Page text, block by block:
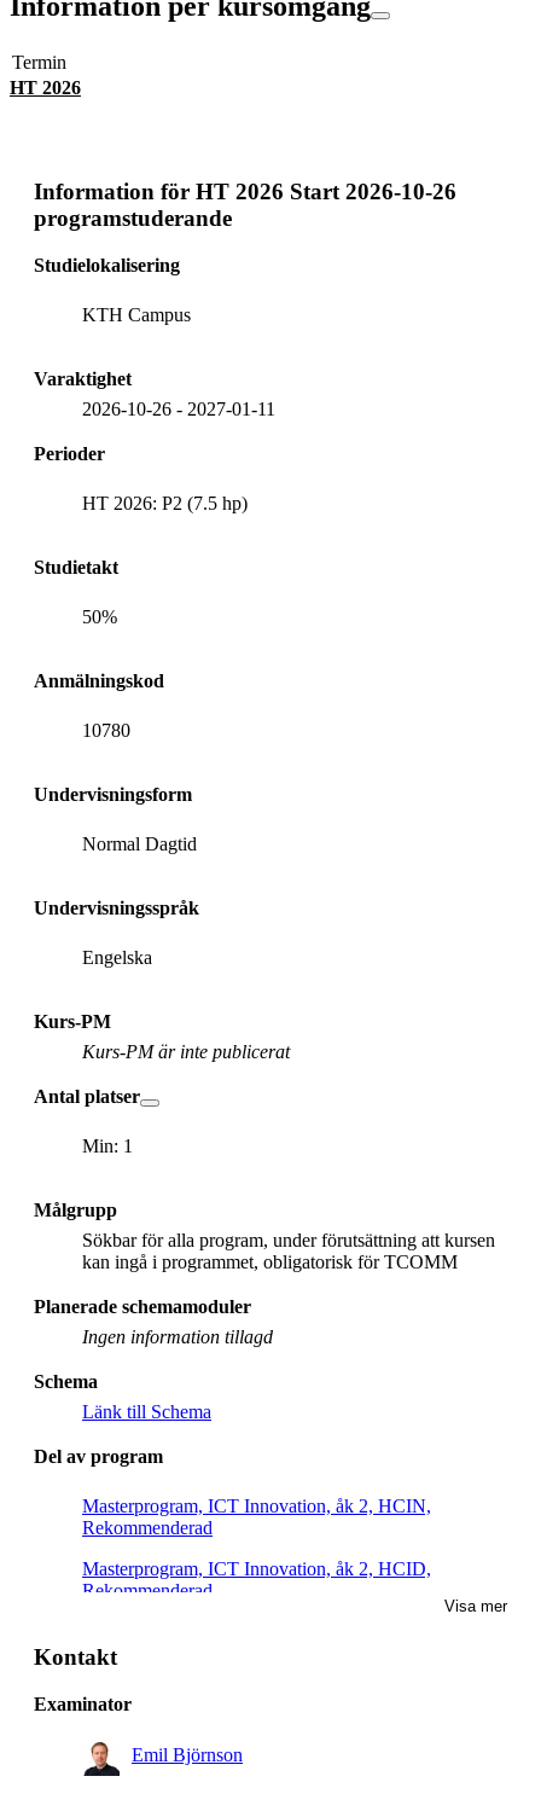
Information per kursomgång
Termin
HT 2026
Information för HT 2026 Start 2026-10-26
programstuderande
Studielokalisering
KTH Campus
Varaktighet
2026-10-26 - 2027-01-11
Perioder
HT 2026: P2 (7.5 hp)
Studietakt
50%
Anmälningskod
10780
Undervisningsform
Normal Dagtid
Undervisningsspråk
Engelska
Kurs-PM
Kurs-PM är inte publicerat
Antal platser
Min: 1
Målgrupp
Sökbar för alla program, under förutsättning att kursen
kan ingå i programmet, obligatorisk för TCOMM
Planerade schemamoduler
Ingen information tillagd
Schema
Länk till Schema
Del av program
Masterprogram, ICT Innovation, åk 2, HCIN,
Rekommenderad
Masterprogram, ICT Innovation, åk 2, HCID,
Rekommenderad
Obligatorisk
Visa mer
Kontakt
Examinator
Emil Björnson